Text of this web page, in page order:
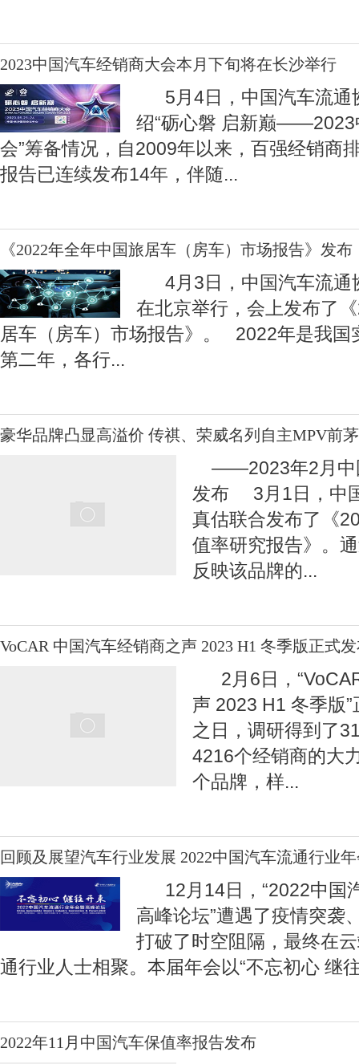
2023中国汽车经销商大会本月下旬将在长沙举行
5月4日，中国汽车流通
绍“砺心磐 启新巅——2023
会”筹备情况，自2009年以来，百强经销商
报告已连续发布14年，伴随...
《2022年全年中国旅居车（房车）市场报告》发布
4月3日，中国汽车流通
在北京举行，会上发布了
居车（房车）市场报告》。 2022年是我国
第二年，各行...
豪华品牌凸显高溢价 传祺、荣威名列自主MPV前茅
——2023年2月中
发布 3月1日，中
真估联合发布了《
值率研究报告》。
反映该品牌的...
VoCAR 中国汽车经销商之声 2023 H1 冬季版正式
2月6日，
声 2023 H1 冬季版
之日，调研得到了
4216个经销商的大
个品牌，样...
回顾及展望汽车行业发展 2022中国汽车流通行业
12月14日，“2022中国
高峰论坛”遭遇了疫情突袭
打破了时空阻隔，最终在
通行业人士相聚。本届年会以“不忘初心 继
2022年11月中国汽车保值率报告发布